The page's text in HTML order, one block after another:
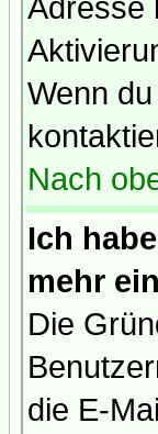
Adresse
Wenn
Nach
Ich
mehr
Die
die E-